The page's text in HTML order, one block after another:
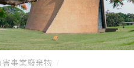
事業廢棄物